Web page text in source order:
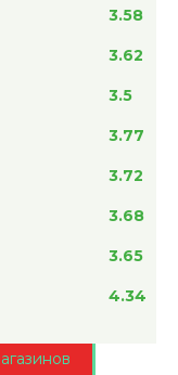
3.58
3.62
3.5
3.77
3.72
3.68
3.65
4.34